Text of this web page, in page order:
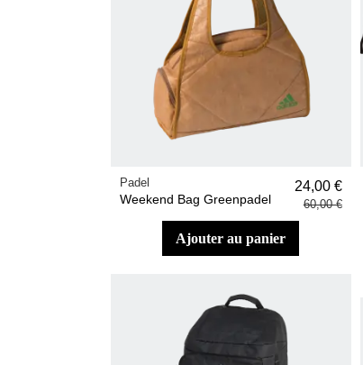
Padel
Weekend Bag Greenpadel
24,00 €
60,00 €
ajouter au panier